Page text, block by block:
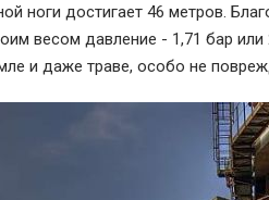
ноги достигает 46 метров.
весом давление - 1,71 бар
и даже траве, особо не